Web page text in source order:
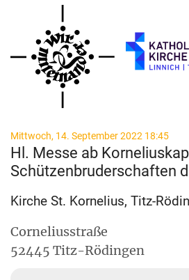
Zum Inhalt springen
Mittwoch, 14. September 2022 18:45:
Hl. Messe ab
Schützenbruderschaften
Kirche St. Kornelius, Titz-
Corneliusstraße
52445 Titz-Rödingen